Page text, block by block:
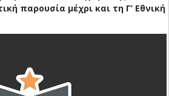
παρουσία μέχρι και τη Γ’ Εθνική